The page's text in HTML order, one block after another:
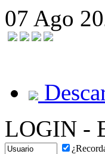
07 Ago
LOGIN -